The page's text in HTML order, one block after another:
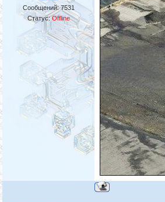
Сообщений:7531
Статус:Offline